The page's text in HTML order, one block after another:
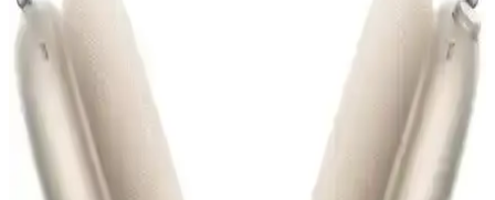
Airpods 4. Nesil ve Bilişim Akademi Silikon Kılıfı
Karşılaştırması ve Kullanıcı Yorumları
Airpods 4. nesil ve Bilişim Akademi silikon kılıfı karşılaştırması,
malzeme, koruma, uyumluluk ve tasarım özellikleriyle detaylı analiz
içerir.
AktarMobile ve Bilişim Akademi Airpods Silikon
Kılıfı Karşılaştırması ve Kullanıcı Yorumları